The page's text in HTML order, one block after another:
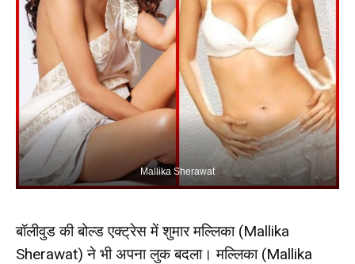
Mallika Sherawat
बॉलीवुड की बोल्ड एक्ट्रेस में शुमार मल्लिका (Mallika
Sherawat) ने भी अपना लुक बदला। मल्लिका (Mallika